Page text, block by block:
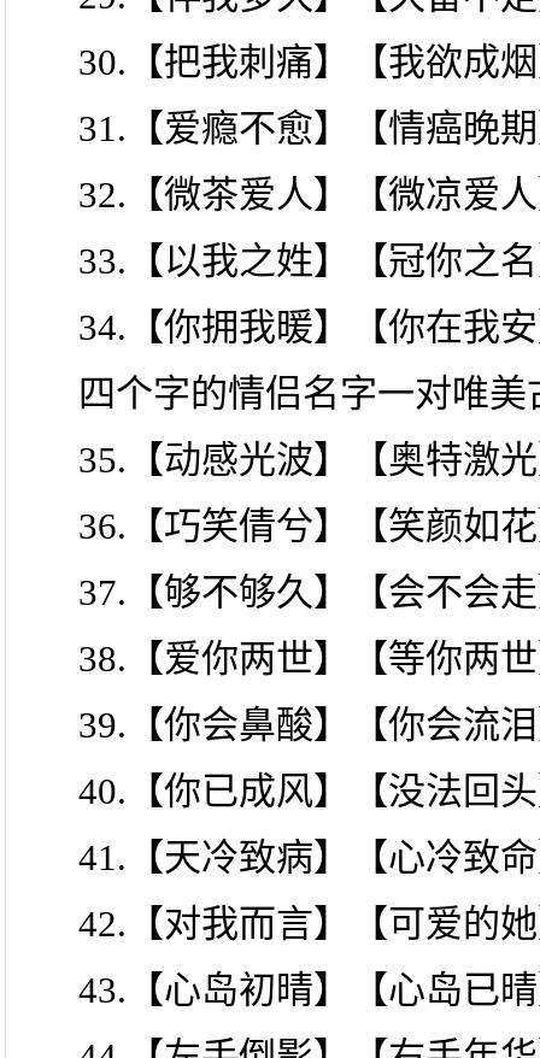
30.【把我刺痛】【我欲成
31.【爱瘾不愈】【情癌晚
32.【微茶爱人】【微凉爱
33.【以我之姓】【冠你之
34.【你拥我暖】【你在我
四个字的情侣名字一对唯美
35.【动感光波】【奥特激
36.【巧笑倩兮】【笑颜如
37.【够不够久】【会不会
38.【爱你两世】【等你两
39.【你会鼻酸】【你会流
40.【你已成风】【没法回
41.【天冷致病】【心冷致
42.【对我而言】【可爱的
43.【心岛初晴】【心岛已